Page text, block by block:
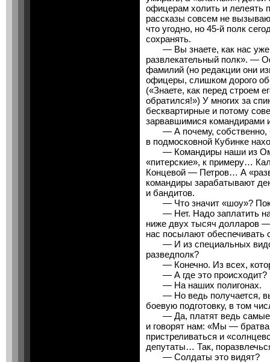
офицерам холить и лелеять
рассказы совсем не
что угодно, но 45-й полк
сохранять.
— Вы знаете, как нас уже
развлекательный полк». —
фамилий (но редакции они
офицеры, слишком дорого
(«Знаете, как перед строем
обратился!») У многих за
бесквартирные и потому
зарвавшимися командирами
— А почему, собственно,
в подмосковной Кубинке
— Командиры наши из
«питерские», к примеру…
Концевой — Петров… А
командиры зарабатывают
и бандитов.
— Что значит «шоу»?
— Нет. Надо заплатить
ниже двух тысяч долларов
нас посылают обеспечивать
— И из специальных
разведполк?
— Конечно. Из всех,
— А где это происходит?
— На наших полигонах.
— Но ведь получается, вы
боевую подготовку, в том
— Да, платят ведь самые
и говорят нам: «Мы —
пристреливаться и
депутаты… Так,
— Солдаты это видят?